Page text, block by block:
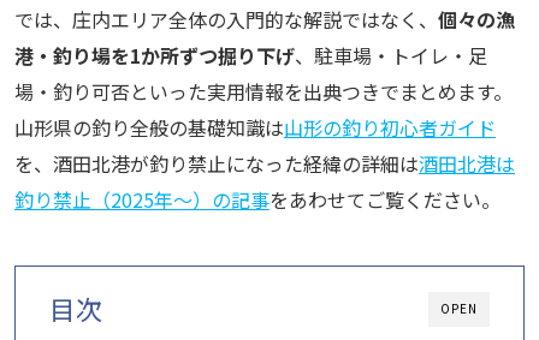
では、庄内エリア全体の入門的な解説ではなく、 個々の漁
港・釣り場を1か所ずつ掘り下げ、駐車場・トイレ・足
場・釣り可否といった実用情報を出典つきでまとめます。
山形県の釣り全般の基礎知識は山形の釣り初心者ガイド
を、酒田北港が釣り禁止になった経緯の詳細は酒田北港は
釣り禁止（2025年〜）の記事をあわせてご覧ください。
OPEN
目次